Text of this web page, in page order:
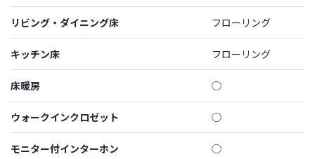
リビング・ダイニング床 フローリング
キッチン床 フローリング
床暖房 ◯
ウォークインクロゼット ◯
モニター付インターホン ◯